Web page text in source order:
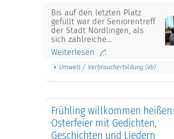
Bis auf den letzten Platz
gefüllt war der Seniorentreff
der Stadt Nördlingen, als
sich zahlreiche…
Weiterlesen
Umwelt / Verbraucherbildung (vb)
Frühling willkommen heißen:
Osterfeier mit Gedichten,
Geschichten und Liedern